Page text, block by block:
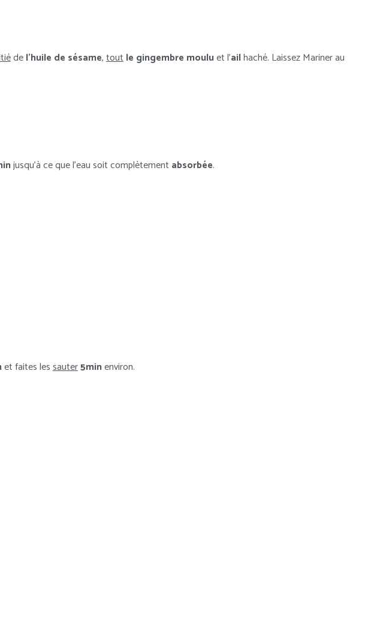
del’huile de sésame,toutle gingembre mouluet l’ailhaché. Laissez Mariner au
jusqu’à ce que l’eau soit complètement absorbée.
et faites lessauter5minenviron.